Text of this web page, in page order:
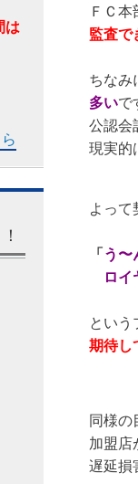
ＦＣ本
監査で
ちなみ
多いで
公認会
現実的
よって
「 う〜
ロイ
という
期待し
同様の
加盟店
遅延損
は